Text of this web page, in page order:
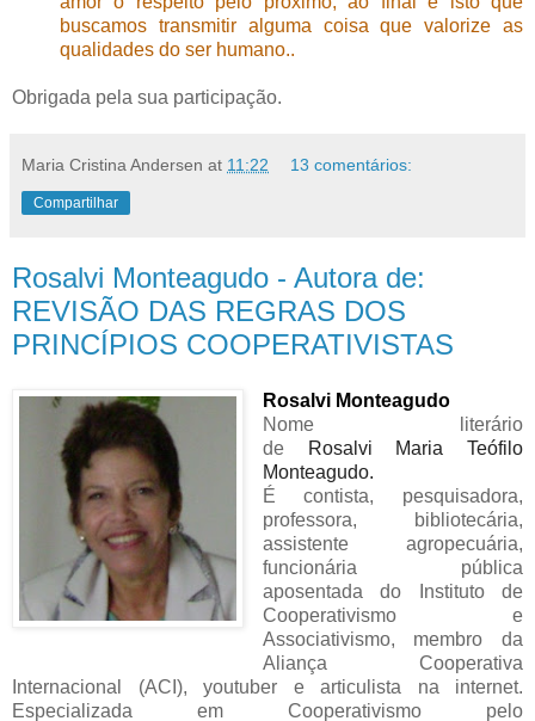
buscamos transmitir alguma coisa que valorize as
qualidades do ser humano..
Obrigada pela sua participação.
Maria Cristina Andersen at 11:22 13 comentários:
Compartilhar
Rosalvi Monteagudo - Autora de:
REVISÃO DAS REGRAS DOS
PRINCÍPIOS COOPERATIVISTAS
Rosalvi Monteagudo
Nome literário
de
Rosalvi Maria Teófilo
Monteagudo.
É contista, pesquisadora,
professora, bibliotecária,
assistente agropecuária,
funcionária pública
aposentada do Instituto de
Cooperativismo e
Associativismo, membro da
Aliança Cooperativa
Internacional (ACI), youtuber e articulista na internet.
Especializada em Cooperativismo pelo